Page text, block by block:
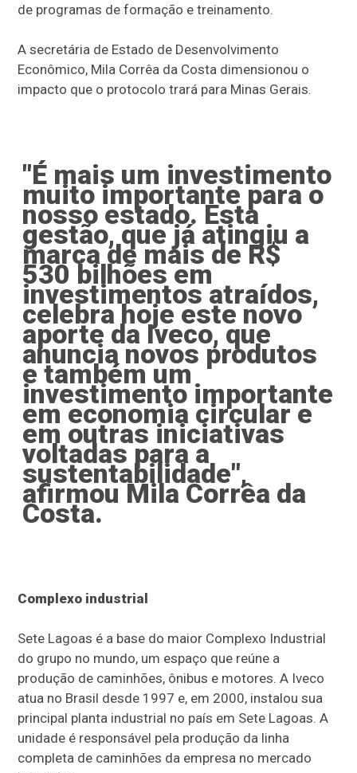
de programas de formação e treinamento.
A secretária de Estado de Desenvolvimento
Econômico, Mila Corrêa da Costa dimensionou o
impacto que o protocolo trará para Minas Gerais.
"É mais um investimento
muito importante para o
nosso estado. Esta
gestão, que já atingiu a
marca de mais de R$
530 bilhões em
investimentos atraídos,
celebra hoje este novo
aporte da Iveco, que
anuncia novos produtos
e também um
investimento importante
em economia circular e
em outras iniciativas
voltadas para a
sustentabilidade",
afirmou Mila Corrêa da
Costa.
Complexo industrial
Sete Lagoas é a base do maior Complexo Industrial
do grupo no mundo, um espaço que reúne a
produção de caminhões, ônibus e motores. A Iveco
atua no Brasil desde 1997 e, em 2000, instalou sua
principal planta industrial no país em Sete Lagoas. A
unidade é responsável pela produção da linha
completa de caminhões da empresa no mercado